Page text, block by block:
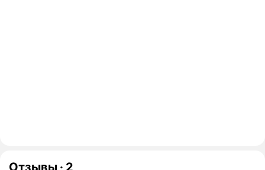
Отзывы · 2